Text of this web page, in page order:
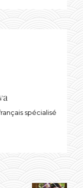
spécialisé